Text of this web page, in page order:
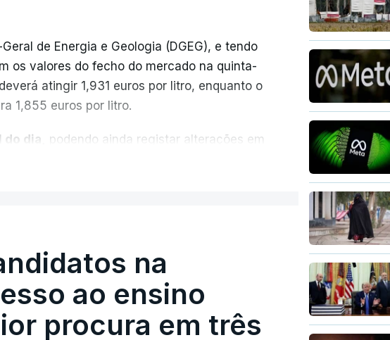
de Energia e Geologia (DGEG), e tendo
os valores do fecho do mercado na quinta-
atingir 1,931 euros por litro, enquanto o
1,855 euros por litro.
dia,
podendo ainda registar alterações em
redução extraordinária e temporária no ISP,
dos combustíveis superior a 10
na
ao ensino
procura em três